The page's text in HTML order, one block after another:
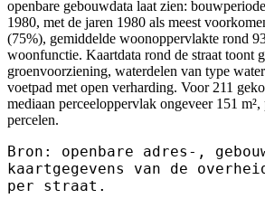
openbare gebouwdata laat zien:
1980, met de jaren 1980 als meest
(75%), gemiddelde woonoppervlakte rond
woonfunctie. Kaartdata rond de straat toont
groenvoorziening, waterdelen van type
voetpad met open verharding. Voor 211
mediaan perceeloppervlak ongeveer 151
percelen.
Bron: openbare adres-,
kaartgegevens van de
per straat.